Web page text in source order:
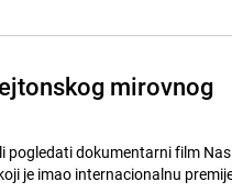
mirovnog
pogledati dokumentarni film
je imao internacionalnu